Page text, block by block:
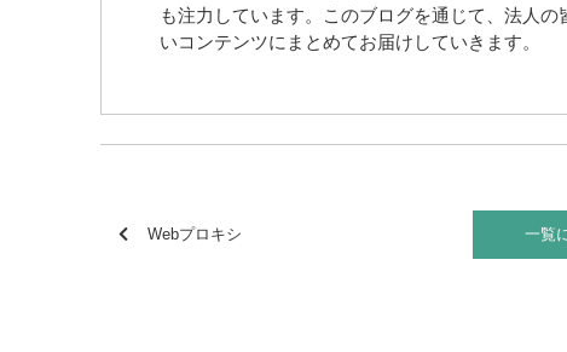
も注力しています。このブログを通じて、法人
いコンテンツにまとめてお届けしていきます。
Webプロキシ 一覧